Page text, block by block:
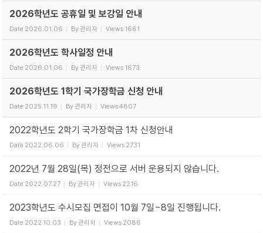
2026학년도 공휴일 및 보강일 안내
Date 2026.01.06 By관리자 Views 1661
2026학년도 학사일정 안내
Date 2026.01.06 By관리자 Views 1673
2026학년도 1학기 국가장학금 신청 안내
Date 2025.11.19 By관리자 Views4807
2022학년도 2학기 국가장학금 1차 신청안내
Date 2022.06.06 By관리자 Views 2731
2022년 7월 28일(목) 정전으로 서버 운용되지 않습니다.
Date 2022.07.27 By관리자 Views 2216
2023학년도 수시모집 면접이 10월 7일~8일 진행됩니다.
Date 2022.10.03 By관리자 Views 2086